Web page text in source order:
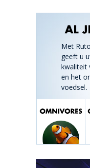
Met
geeft u
kwaliteit
en het
voedsel.